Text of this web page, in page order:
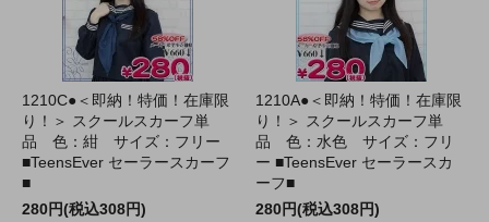
1210C●＜即納！特価！在庫限
り！＞ スクールスカーフ単
品 色：紺 サイズ：フリー
■TeensEver セーラースカーフ
■
280円(税込308円)
1210A●＜即納！特価！在庫限
り！＞ スクールスカーフ単
品 色：水色 サイズ：フリ
ー ■TeensEver セーラースカ
ーフ■
280円(税込308円)